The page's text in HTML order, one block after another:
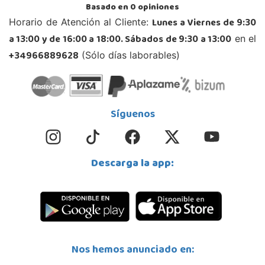
C/Jade, 8, Centro Empresarial Sierra Norte, P-29
28400, Collado Villalba
918 406 791
Localizar Tienda
Juguetilandia Córdoba
C/ INGENIERO JUAN DE LA CIERVA 1 Polígono Industrial La Torrecilla
STOCK DISPONIBLE
Badajoz
Basado en0opiniones
Horario de Atención al Cliente: Lunes a Viernes de 9:30
a 13:00 y de 16:00 a 18:00. Sábados de 9:30 a 13:00 en el
+34966889628 (Sólo días laborables)
Síguenos
Descarga la app:
Nos hemos anunciado en: